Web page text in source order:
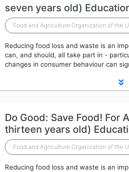
seven years old)
Food and Agriculture Organization of the
Reducing food loss and waste is an
can, and should, all take part in -
changes in consumer behaviour can
Do Good: Save Food! For
thirteen years old)
Food and Agriculture Organization of the
Reducing food loss and waste is an